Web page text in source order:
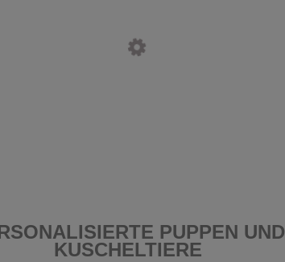
PUPPEN UND
KUSCHELTIERE